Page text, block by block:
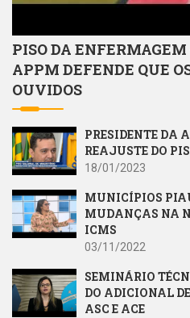
PISO DA
APPM DEFENDE QUE
OUVIDOS
PRESIDENTE DA
REAJUSTE DO
18/01/2023
MUNICÍPIOS
MUDANÇAS NA
ICMS
03/11/2022
SEMINÁRIO
DO ADICIONAL
ASC E ACE